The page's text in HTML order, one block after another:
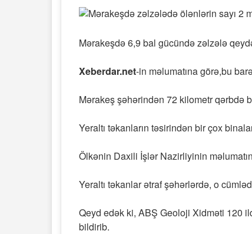
Mərakeşdə 6,9 bal gücündə zəlzələ
Xeberdar.net-in məlumatına görə,bu
Mərakeş şəhərindən 72 kilometr qərbdə
Yeraltı təkanların təsirindən bir çox
Ölkənin Daxili İşlər Nazirliyinin
Yeraltı təkanlar ətraf şəhərlərdə, o
Qeyd edək ki, ABŞ Geoloji Xidməti 120
bildirib.